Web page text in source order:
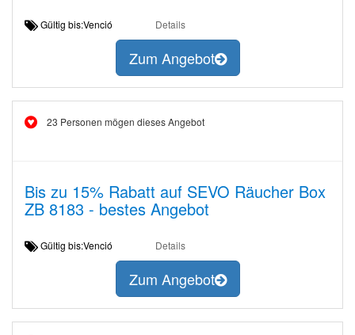
Gültig bis:Venció Details
Zum Angebot
23 Personen mögen dieses Angebot
Bis zu 15% Rabatt auf SEVO Räucher Box
ZB 8183 - bestes Angebot
Gültig bis:Venció Details
Zum Angebot